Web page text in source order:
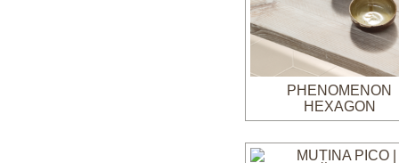
PHENOMENON
HEXAGON